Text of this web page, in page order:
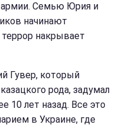
армии. Семью Юрия и
начинают
накрывает
Гувер, который
рода, задумал
10 лет назад. Все это
в Украине, где